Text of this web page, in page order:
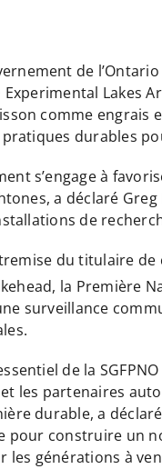
de
Experimental
comme engrais
pratiques durables
s’engage à
a déclaré
de
du titulaire
la Première
surveillance
de la
les partenaires
durable, a
pour construire un
les générations à